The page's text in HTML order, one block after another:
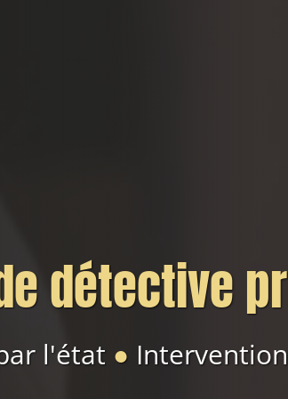
détective
l'état ●